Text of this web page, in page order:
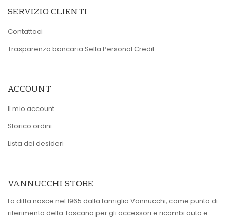
SERVIZIO CLIENTI
Contattaci
Trasparenza bancaria Sella Personal Credit
ACCOUNT
Il mio account
Storico ordini
Lista dei desideri
VANNUCCHI STORE
La ditta nasce nel 1965 dalla famiglia Vannucchi, come punto di
riferimento della Toscana per gli accessori e ricambi auto e